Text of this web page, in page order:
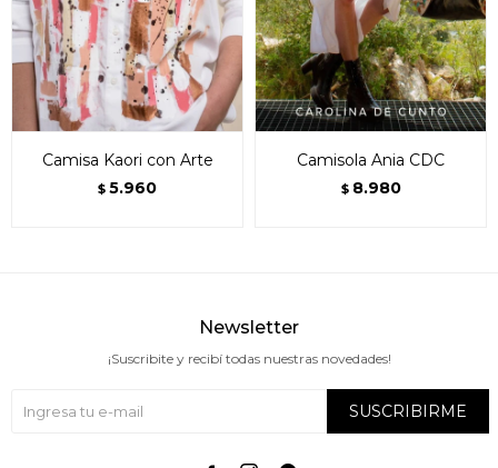
Camisa Kaori con Arte
$ 5.960
Camisola Ania CDC
$ 8.980
Newsletter
¡Suscribite y recibí todas nuestras novedades!
SUSCRIBIRME